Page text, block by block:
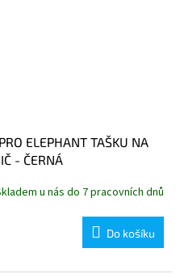
ELEPHANT TAŠKU NA
- ČERNÁ
u nás do 7 pracovních dnů
Do košíku